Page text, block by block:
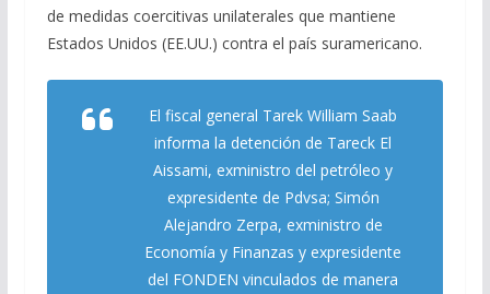
de medidas coercitivas unilaterales que mantiene
Estados Unidos (EE.UU.) contra el país suramericano.
El fiscal general Tarek William Saab
informa la detención de Tareck El
Aissami, exministro del petróleo y
expresidente de Pdvsa; Simón
Alejandro Zerpa, exministro de
Economía y Finanzas y expresidente
del FONDEN vinculados de manera